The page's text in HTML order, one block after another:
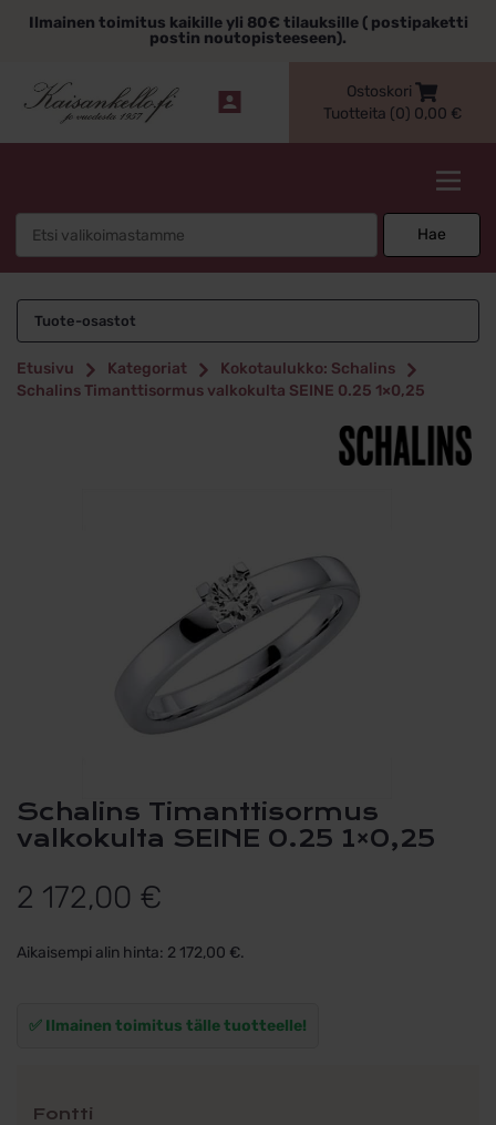
sisältöönIlmainen toimitus kaikille yli 80€ tilauksille ( postipaketti
postin noutopisteeseen).
Ostoskori
Tuotteita (0) 0,00 €
Hae
Tuote-osastot
Etusivu Kategoriat
Kokotaulukko: Schalins
Schalins Timanttisormus valkokulta SEINE 0.25 1×0,25
Schalins Timanttisormus
valkokulta SEINE 0.25 1×0,25
2 172,00 €
Aikaisempi alin hinta: 2 172,00 €.
✅ Ilmainen toimitus tälle tuotteelle!
Fontti